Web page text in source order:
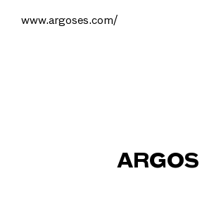
www.argoses.com/
ARGOS